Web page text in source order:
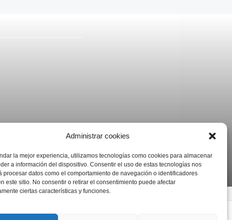
Administrar cookies
la mejor experiencia, utilizamos tecnologías como cookies para almacenar
a información del dispositivo. Consentir el uso de estas tecnologías nos
procesar datos como el comportamiento de navegación o identificadores
este sitio. No consentir o retirar el consentimiento puede afectar
ciertas características y funciones.
As., Argentina.